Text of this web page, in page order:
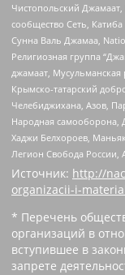
Чистопольский
сообщество Сеть,
Сунна Валь Джамаа,
Религиозная группа
джамаат,
Крымско-татарский
Челебиджихана, Азов,
Народная самооборона,
Хаджи Белхороев,
Легион Свобода России,
Источник: http://
organizacii-i-
* Перечень
организаций в
вступившее в
запрете